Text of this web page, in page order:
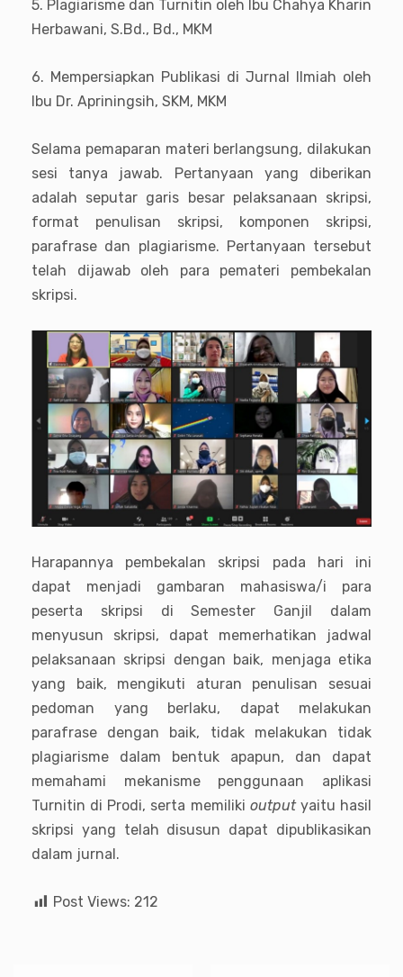
5. Plagiarisme dan Turnitin oleh Ibu Chahya Kharin
Herbawani, S.Bd., Bd., MKM
6. Mempersiapkan Publikasi di Jurnal Ilmiah oleh
Ibu Dr. Apriningsih, SKM, MKM
Selama pemaparan materi berlangsung, dilakukan
sesi tanya jawab. Pertanyaan yang diberikan
adalah seputar garis besar pelaksanaan skripsi,
format penulisan skripsi, komponen skripsi,
parafrase dan plagiarisme. Pertanyaan tersebut
telah dijawab oleh para pemateri pembekalan
skripsi.
Harapannya pembekalan skripsi pada hari ini
dapat menjadi gambaran mahasiswa/i para
peserta skripsi di Semester Ganjil dalam
menyusun skripsi, dapat memerhatikan jadwal
pelaksanaan skripsi dengan baik, menjaga etika
yang baik, mengikuti aturan penulisan sesuai
pedoman yang berlaku, dapat melakukan
parafrase dengan baik, tidak melakukan tidak
plagiarisme dalam bentuk apapun, dan dapat
memahami mekanisme penggunaan aplikasi
Turnitin di Prodi, serta memiliki outputyaitu hasil
skripsi yang telah disusun dapat dipublikasikan
dalam jurnal.
Post Views: 212